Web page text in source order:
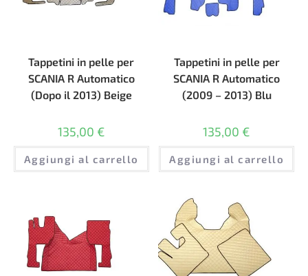
Tappetini in pelle per
SCANIA R Automatico
(Dopo il 2013) Beige
135,00 €
Aggiungi al carrello
Tappetini in pelle per
SCANIA R Automatico
(2009 – 2013) Blu
135,00 €
Aggiungi al carrello